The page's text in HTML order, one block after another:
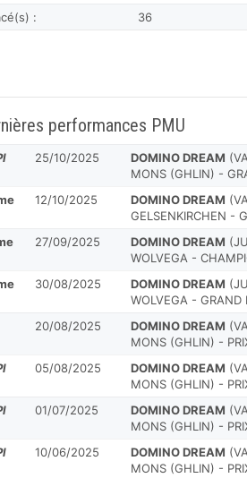
:
36
performances PMU
25/10/2025 DOMINO DREAM
MONS (GHLIN) -
12/10/2025 DOMINO DREAM
GELSENKIRCHEN -
27/09/2025 DOMINO DREAM
WOLVEGA -
30/08/2025 DOMINO DREAM
WOLVEGA - GRAND
20/08/2025 DOMINO DREAM
MONS (GHLIN) -
05/08/2025 DOMINO DREAM
MONS (GHLIN) -
01/07/2025 DOMINO DREAM
MONS (GHLIN) -
10/06/2025 DOMINO DREAM
MONS (GHLIN) -